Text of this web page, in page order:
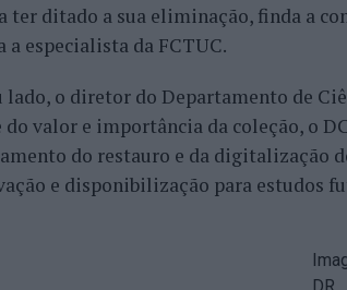
ter ditado a sua eliminação, finda a
a especialista da FCTUC.
lado, o diretor do Departamento de
do valor e importância da coleção, o
do restauro e da digitalização
e disponibilização para estudos